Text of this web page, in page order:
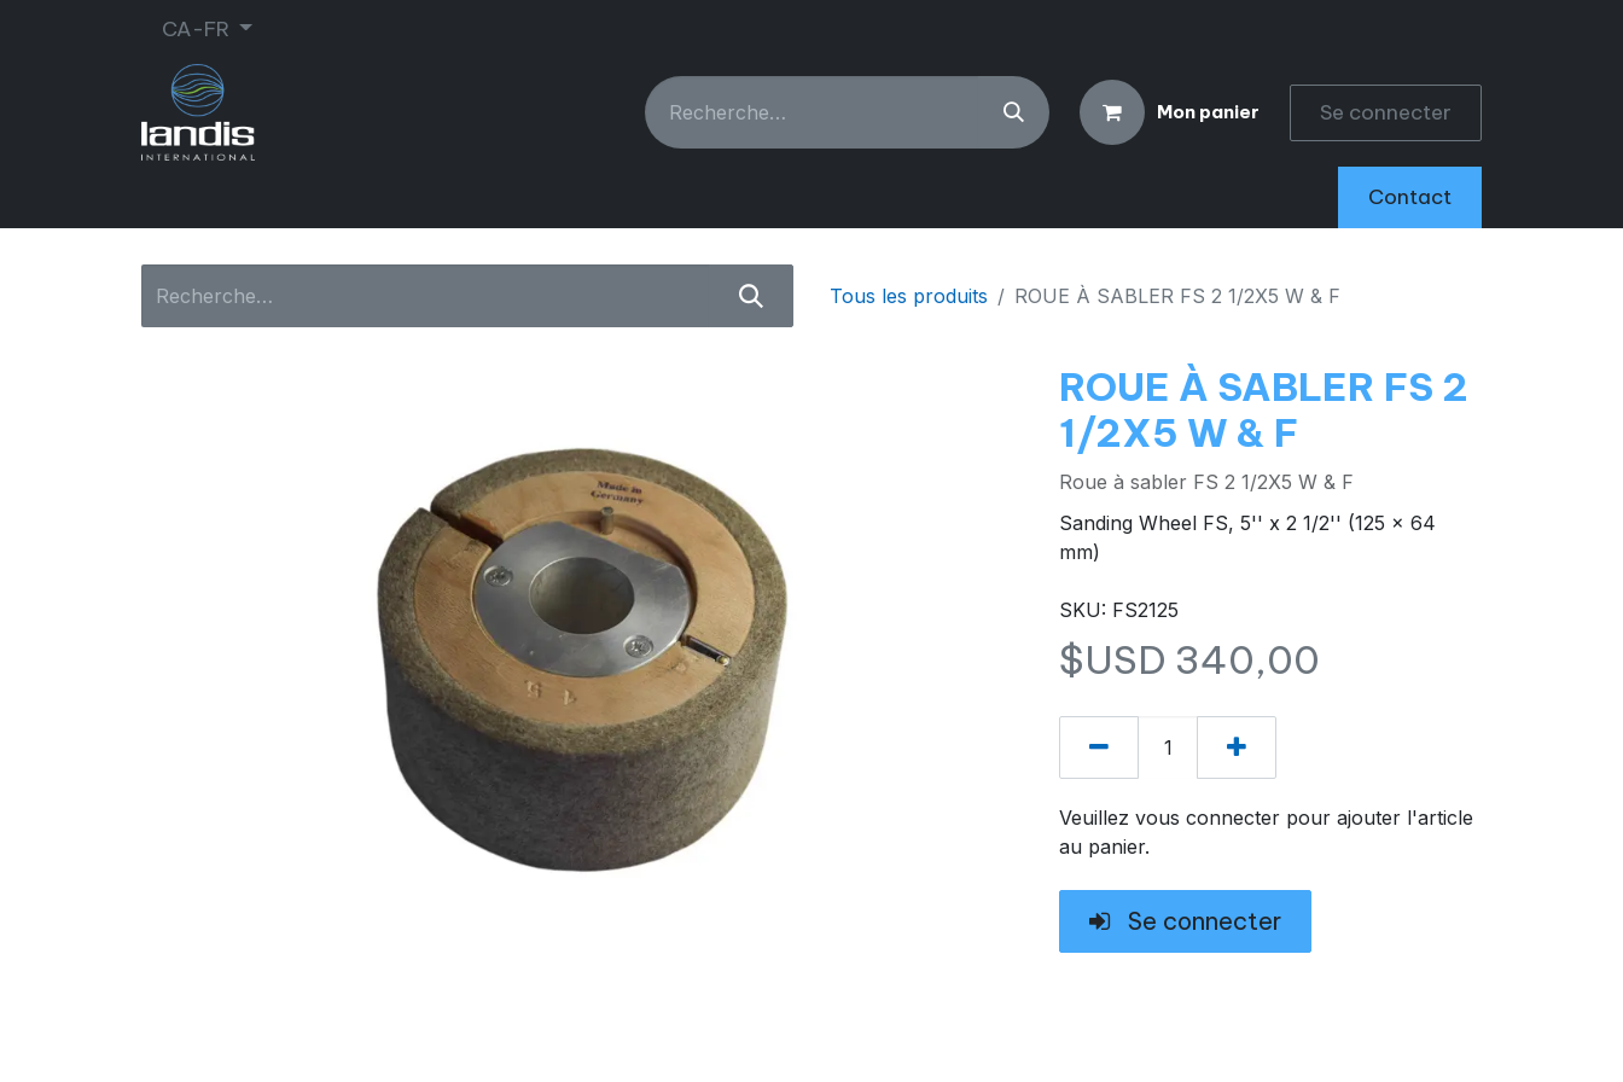
CA-FR
Mon panier Se connecter
Contact
Tous les produits ROUE À SABLER FS 2 1/2X5 W & F
ROUE À SABLER FS 2
1/2X5 W & F
Roue à sabler FS 2 1/2X5 W & F
Sanding Wheel FS, 5'' x 2 1/2'' (125 x 64
mm)
SKU: FS2125
$USD 340,00
Veuillez vous connecter pour ajouter l'article
au panier.
Se connecter